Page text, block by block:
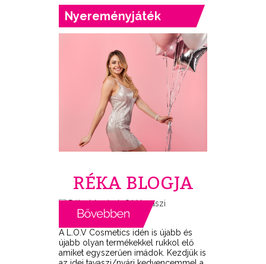
Nyereményjáték
RÉKA BLOGJA
A L.O.V Cosmetics idén is újabb és
újabb olyan termékekkel rukkol elő
amiket egyszerűen imádok. Kezdjük is